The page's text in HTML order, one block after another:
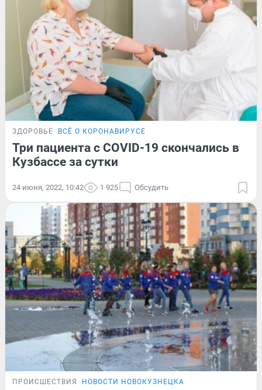
ЗДОРОВЬЕ ВСЁ О КОРОНАВИРУСЕ
Три пациента с COVID-19 скончались в
Кузбассе за сутки
24 июня, 2022, 10:42 1 925 Обсудить
ПРОИСШЕСТВИЯ НОВОСТИ НОВОКУЗНЕЦКА